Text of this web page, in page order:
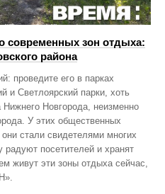
современных зон отдыха:
района
проведите его в парках
и Светлоярский парки, хоть
Новгорода, неизменно
У этих общественных
стали свидетелями многих
радуют посетителей и хранят
живут эти зоны отдыха сейчас,